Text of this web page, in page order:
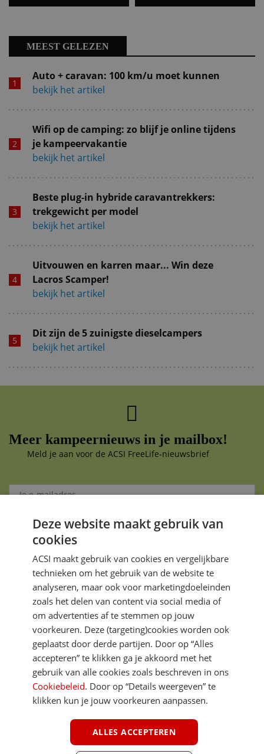
MEEST GELEZEN
Auto + caravan: 100 km/u moet kunnen
bekijk het artikel
Wifi op de camping: zo blijf je online tijdens
je kampeervakantie
bekijk het artikel
Beste plug-in hybride caravantrekkers:
trekgewicht per model
bekijk het artikel
Uitvouwen en karren maar... Win deze
Lacros Scamper!
bekijk het artikel
Dit zijn de 5 zuinigste dieselcampers
bekijk het artikel
Meer kampeernieuws in je mailbox!
Meld je aan voor de ACSI FreeLife-nieuwsbrief
Aanmelden
Je gegevens zijn veilig en worden niet gedeeld met anderen
DIRECT NAAR
MEER ACSI FREELIFE
Deze website maakt gebruik van
cookies
ACSI maakt gebruik van cookies en vergelijkbare
technieken om het gebruik van de website te
analyseren, maar ook voor marketingdoeleinden
zoals het delen van content via social media of
om advertenties af te stemmen op jouw
voorkeuren. Deze (targeting)cookies worden ook
geplaatst door derde partijen. Door op “Alles
accepteren” te klikken ga je akkoord met het
gebruik van alle cookies zoals beschreven in ons
Cookiebeleid. Door op “Details weergeven” te
klikken kun je jouw voorkeuren aanpassen.
ALLES ACCEPTEREN